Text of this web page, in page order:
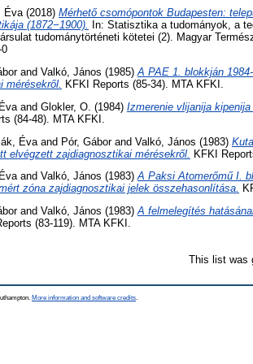
Éva(2018) Mérhető csomópontok Budapesten:
(1872−1900).
In: Statisztika a tudományok, a
tudománytörténeti kötetei (2). Magyar
and Valkó, János (1985) A PAE 1. blokkján
mérésekről.
KFKI Reports (85-34). MTA KFKI.
and Glokler, O. (1984) Izmerenie vlijanija
(84-48). MTA KFKI.
Éva and Pór, Gáborand Valkó, János (1983)
elvégzett zajdiagnosztikai mérésekről. KFKI
and Valkó, János (1983)A Paksi Atomerőmű I.
zóna zajdiagnosztikai jelek összehasonlítása.
and Valkó, János (1983)A felmelegítés
(83-119). MTA KFKI.
This list was
More information and software credits